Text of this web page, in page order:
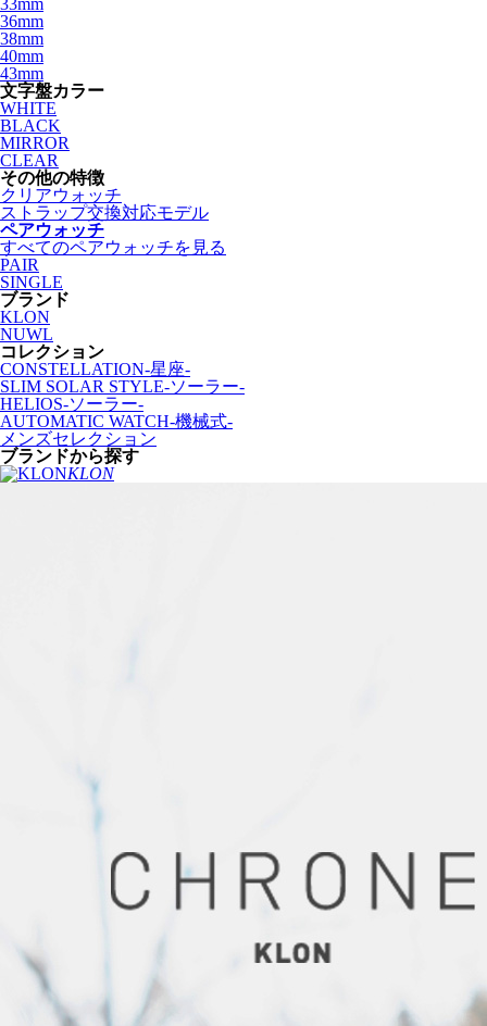
36mm
38mm
40mm
43mm
文字盤カラー
WHITE
BLACK
MIRROR
CLEAR
その他の特徴
クリアウォッチ
ストラップ交換対応モデル
ペアウォッチ
すべてのペアウォッチを見る
PAIR
SINGLE
ブランド
KLON
NUWL
コレクション
CONSTELLATION-星座-
SLIM SOLAR STYLE-ソーラー-
HELIOS-ソーラー-
AUTOMATIC WATCH-機械式-
メンズセレクション
ブランドから探す
KLON